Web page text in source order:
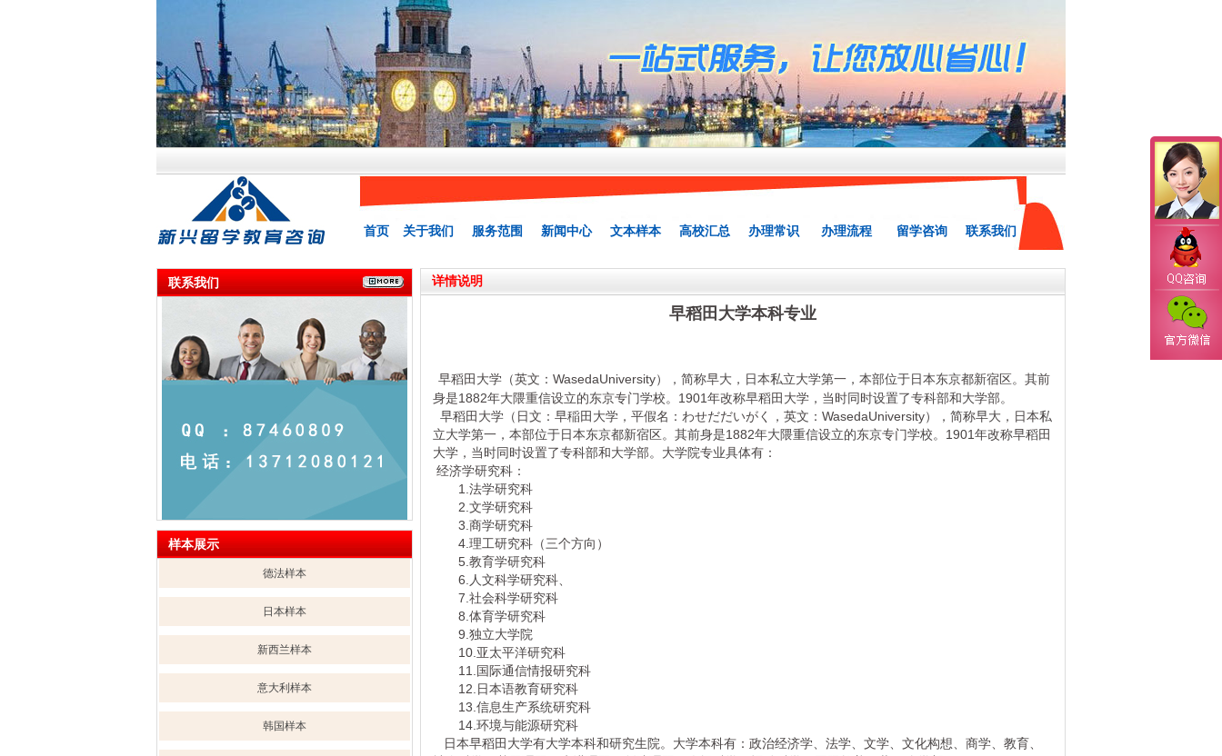
首页 关于我们 服务范围 新闻中心 文本样本 高校汇总 办理常识 办理流程 留学咨询 联系我们
联系我们
样本展示
德法样本
日本样本
新西兰样本
意大利样本
韩国样本
详情说明
早稻田大学本科专业
早稻田大学（英文：WasedaUniversity），简称早大，日本私立大学第一，本部位于日本东京都新宿区。其前
身是1882年大隈重信设立的东京专门学校。1901年改称早稻田大学，当时同时设置了专科部和大学部。
早稻田大学（日文：早稲田大学，平假名：わせだだいがく，英文：WasedaUniversity），简称早大，日本私
立大学第一，本部位于日本东京都新宿区。其前身是1882年大隈重信设立的东京专门学校。1901年改称早稻田
大学，当时同时设置了专科部和大学部。大学院专业具体有：
经济学研究科：
1.法学研究科
2.文学研究科
3.商学研究科
4.理工研究科（三个方向）
5.教育学研究科
6.人文科学研究科、
7.社会科学研究科
8.体育学研究科
9.独立大学院
10.亚太平洋研究科
11.国际通信情报研究科
12.日本语教育研究科
13.信息生产系统研究科
14.环境与能源研究科
日本早稻田大学有大学本科和研究生院。大学本科有：政治经济学、法学、文学、文化构想、商学、教育、